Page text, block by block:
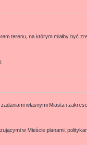
terenu, na którym miałby być
własnymi Miasta i
w Mieście planami,